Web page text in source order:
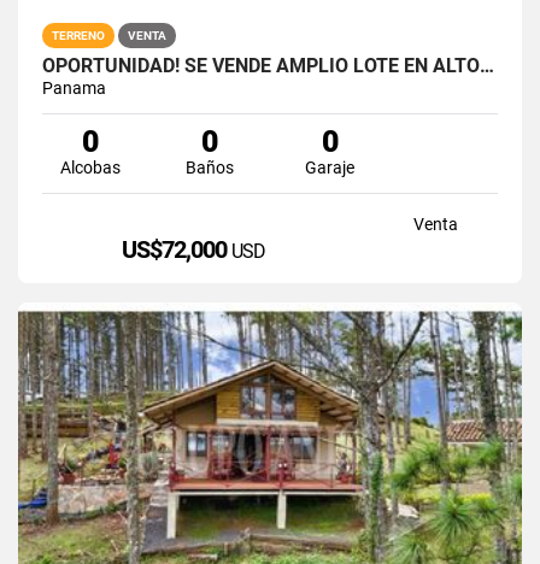
TERRENO VENTA
OPORTUNIDAD! SE VENDE AMPLIO LOTE EN ALTOS DEL MARIA
Panama
0
Alcobas
0
Baños
0
Garaje
Venta
US$72,000 USD